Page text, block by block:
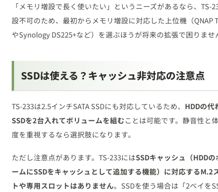
「メモリ増設で長く使いたい」というニーズがあるなら、TS-
設不可のため、最初からメモリ増設に対応した上位機（QNAP
やSynology DS225+など）を選ぶほうが将来の拡張で困りませ
SSDは使える？キャッシュ非対応の注意点
TS-233は2.5インチSATA SSDにも対応しているため、 HDDの代
SSDを2台入れてボリュームを組むことは可能です。静音性と
度を重視するなら選択肢になります。
ただし注意点があります。TS-233にはSSDキャッシュ（HDD
ームにSSDをキャッシュとして追加する機能）に対応するM.2
トや専用スロットはありません。SSDを使う場合は「2ベイを